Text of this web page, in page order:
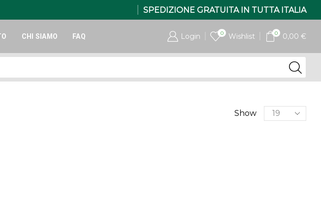
SPEDIZIONE GRATUITA IN TUTTA ITALIA
CHI SIAMO FAQ Login 0 Wishlist 0 0,00 €
input
Show
Products
per